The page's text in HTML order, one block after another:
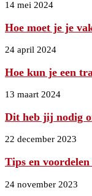
14 mei 2024
Hoe moet je je
24 april 2024
Hoe kun je een
13 maart 2024
Dit heb jij nodig
22 december 2023
Tips en
24 november 2023